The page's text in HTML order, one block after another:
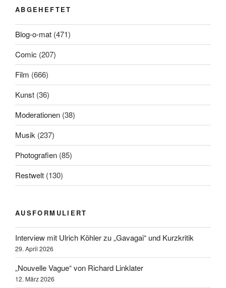
ABGEHEFTET
Blog-o-mat (471)
Comic (207)
Film (666)
Kunst (36)
Moderationen (38)
Musik (237)
Photografien (85)
Restwelt (130)
AUSFORMULIERT
Interview mit Ulrich Köhler zu „Gavagai“ und Kurzkritik
29. April 2026
„Nouvelle Vague“ von Richard Linklater
12. März 2026